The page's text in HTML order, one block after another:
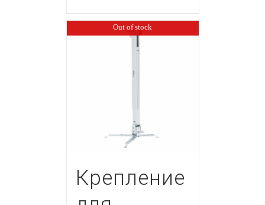
Out of stock
Крепление